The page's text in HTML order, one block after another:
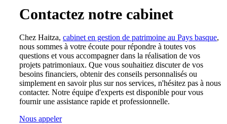
Contactez notre cabinet
Chez Haitza, cabinet en gestion de patrimoine au Pays basque,
nous sommes à votre écoute pour répondre à toutes vos
questions et vous accompagner dans la réalisation de vos
projets patrimoniaux. Que vous souhaitiez discuter de vos
besoins financiers, obtenir des conseils personnalisés ou
simplement en savoir plus sur nos services, n'hésitez pas à nous
contacter. Notre équipe d'experts est disponible pour vous
fournir une assistance rapide et professionnelle.
Nous appeler